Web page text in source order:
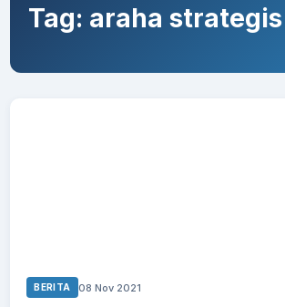
Tag: araha strategis
BERITA 08 Nov 2021